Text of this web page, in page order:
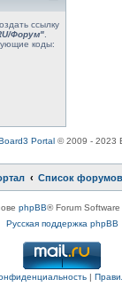
ссылку
Форум".
коды:
Portal© 2009 - 2023
Список форумов
phpBB® Forum
Русская поддержка phpBB
|